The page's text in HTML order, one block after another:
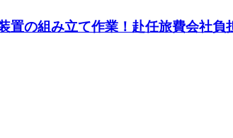
置の組み立て作業！赴任旅費会社